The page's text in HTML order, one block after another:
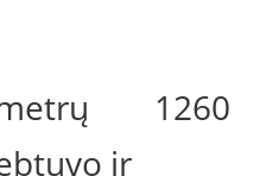
ir
1260